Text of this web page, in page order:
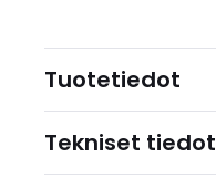
Tuotetiedot
Tekniset tiedot